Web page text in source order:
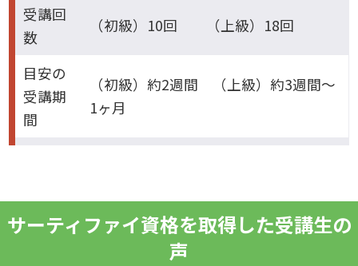
受講回
数
（初級）10回 （上級）18回
目安の
受講期
間
（初級）約2週間 （上級）約3週間～
1ヶ月
サーティファイ資格を取得した受講生の
声